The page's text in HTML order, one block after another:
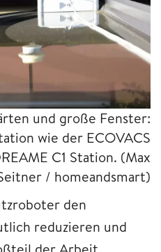
und große Fenster:
wie der ECOVACS
C1 Station. (Max
/ homeandsmart)
den
reduzieren und